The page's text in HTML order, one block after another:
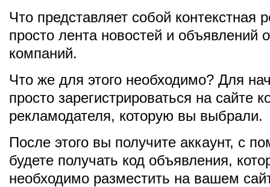
Что представляет собой контекстная
просто лента новостей и объявлений
компаний.
Что же для этого необходимо? Для
просто зарегистрироваться на сайте
рекламодателя, которую вы выбрали.
После этого вы получите аккаунт, с
будете получать код объявления,
необходимо разместить на вашем